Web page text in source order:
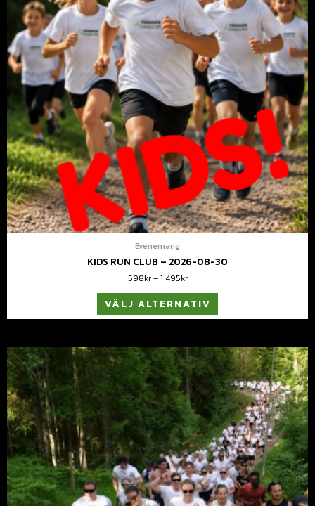
Evenemang
KIDS RUN CLUB – 2026-08-30
598kr–1 495kr
VÄLJ ALTERNATIV